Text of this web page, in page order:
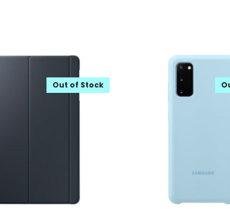
Out of Stock